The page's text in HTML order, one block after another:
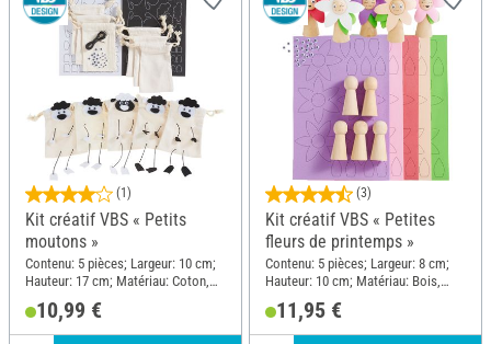
(1)
Kit créatif VBS « Petits
moutons »
Contenu: 5 pièces; Largeur: 10 cm;
Hauteur: 17 cm; Matériau: Coton,
Papier
10,99 €
(3)
Kit créatif VBS « Petites
fleurs de printemps »
Contenu: 5 pièces; Largeur: 8 cm;
Hauteur: 10 cm; Matériau: Bois,
Papier
11,95 €